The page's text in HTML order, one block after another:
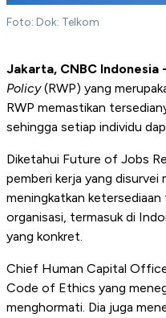
Foto: Dok: Telkom
Jakarta, CNBC Indonesia -
Policy(RWP) yang
RWP memastikan
sehingga setiap individu
Diketahui Future of Jobs
pemberi kerja yang disurvei
meningkatkan
organisasi, termasuk di
yang konkret.
Chief Human Capital
Code of Ethics yang
menghormati. Dia juga